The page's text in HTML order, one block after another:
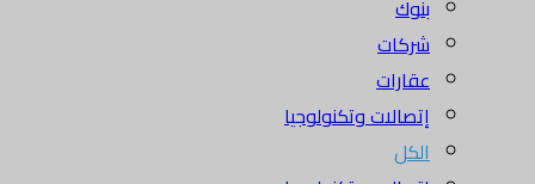
بنوك
شركات
عقارات
إتصالات وتكنولوجيا
الكل